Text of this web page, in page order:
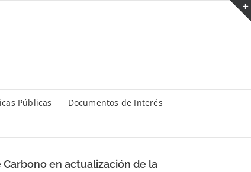
Públicas Documentos de Interés
en actualización de la